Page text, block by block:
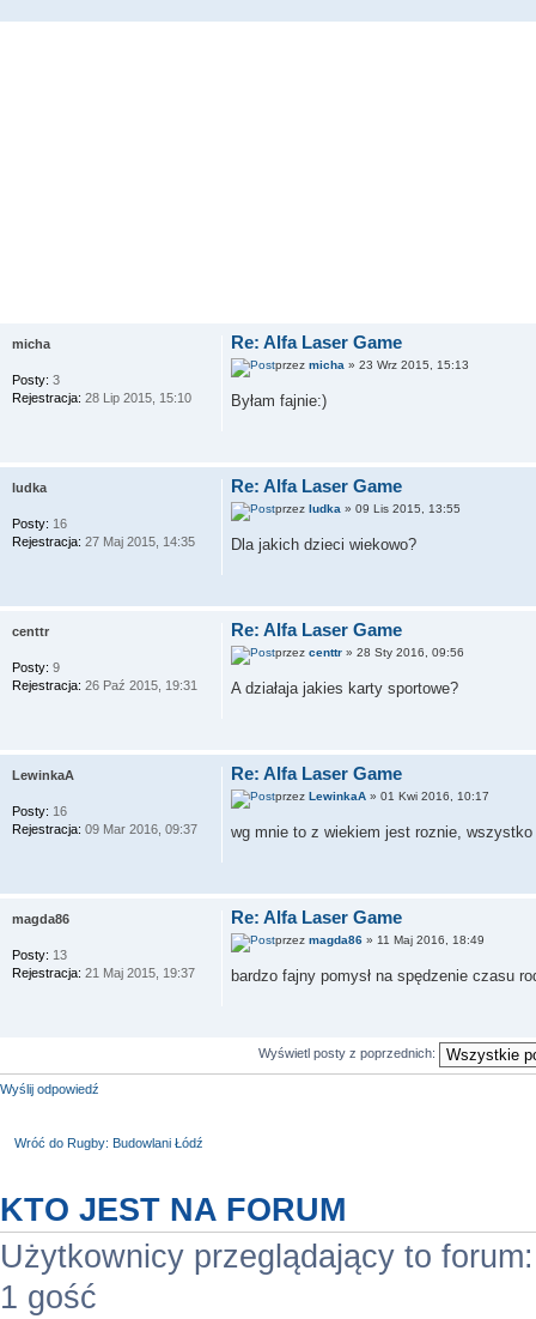
Re: Alfa Laser Game
przez micha » 23 Wrz 2015, 15:13
Byłam fajnie:)
micha
Posty: 3
Rejestracja: 28 Lip 2015, 15:10
Re: Alfa Laser Game
przez ludka » 09 Lis 2015, 13:55
Dla jakich dzieci wiekowo?
ludka
Posty: 16
Rejestracja: 27 Maj 2015, 14:35
Re: Alfa Laser Game
przez centtr» 28 Sty 2016, 09:56
A działaja jakies karty sportowe?
centtr
Posty: 9
Rejestracja: 26 Paź 2015, 19:31
Re: Alfa Laser Game
przez LewinkaA» 01 Kwi 2016, 10:17
wg mnie to z wiekiem jest roznie,
LewinkaA
Posty: 16
Rejestracja: 09 Mar 2016, 09:37
Re: Alfa Laser Game
przez magda86» 11 Maj 2016, 18:49
bardzo fajny pomysł na spędzenie czasu
magda86
Posty: 13
Rejestracja: 21 Maj 2015, 19:37
Wyświetl posty z poprzednich:
Wyślij odpowiedź
Wróć do Rugby: Budowlani Łódź
KTO JEST NA FORUM
Użytkownicy przeglądający to
1 gość